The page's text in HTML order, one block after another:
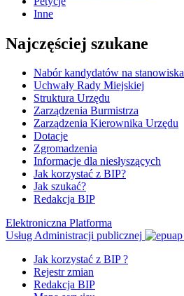
Inne
Najczęściej szukane
Nabór kandydatów na
Uchwały Rady Miejskiej
Struktura Urzędu
Zarządzenia Burmistrza
Zarządzenia Kierownika Urzędu
Dotacje
Zgromadzenia
Informacje dla niesłyszących
Jak korzystać z BIP?
Jak szukać?
Redakcja BIP
Elektroniczna Platforma
Usług Administracji publicznej
Jak korzystać z BIP ?
Rejestr zmian
Redakcja BIP